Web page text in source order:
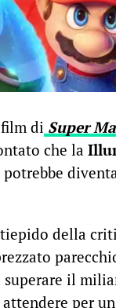
di Super
che la
potrebbe
della
superare il
per